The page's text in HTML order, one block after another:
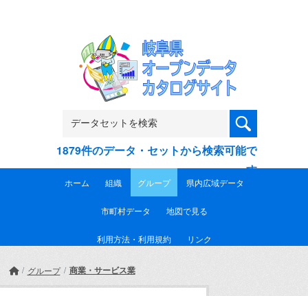
1879件のデータ・セットから検索可能で
す
ホーム 組織 グループ 県内広域データ
市町村データ 地図で見る
利用方法・利用規約 リンク
グループ 商業・サービス業